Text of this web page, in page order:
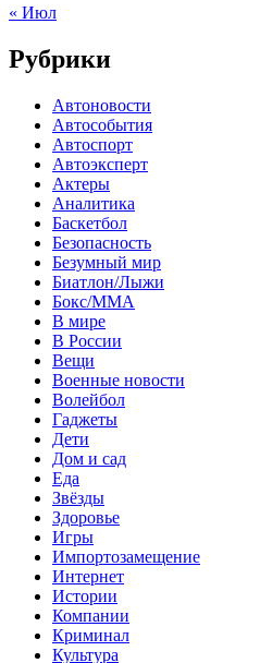
« Июл
Рубрики
Автоновости
Автособытия
Автоспорт
Автоэксперт
Актеры
Аналитика
Баскетбол
Безопасность
Безумный мир
Биатлон/Лыжи
Бокс/MMA
В мире
В России
Вещи
Военные новости
Волейбол
Гаджеты
Дети
Дом и сад
Еда
Звёзды
Здоровье
Игры
Импортозамещение
Интернет
Истории
Компании
Криминал
Культура